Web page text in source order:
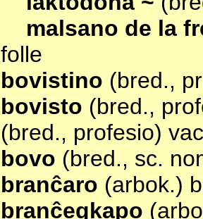
malsano de la
folle
bovistino (bred.,
bovisto (bred.,
(bred., profesio)
bovo (bred., sc.
branĉaro (arbok.)
branĉegkapo